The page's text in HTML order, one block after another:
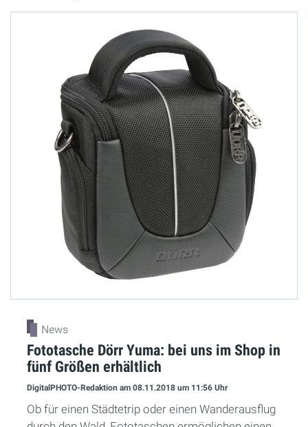
News
Fototasche Dörr Yuma: bei uns im Shop in
fünf Größen erhältlich
DigitalPHOTO-Redaktion am 08.11.2018 um 11:56 Uhr
Ob für einen Städtetrip oder einen Wanderausflug